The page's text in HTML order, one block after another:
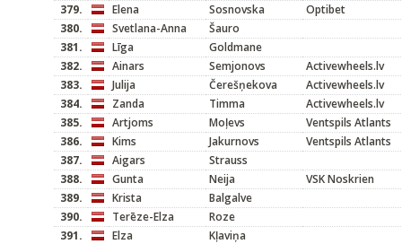
379.
Elena Sosnovska
Optibet
380.
Svetlana-Anna
Šauro
381.
Līga
Goldmane
382.
Ainars Semjonovs
Activewheels.lv
383.
Julija Čerešņekova
Activewheels.lv
384.
Zanda Timma
Activewheels.lv
385.
Artjoms Moļevs
Ventspils Atlants
386.
Kims Jakurnovs
Ventspils Atlants
387.
Aigars
Strauss
388.
Gunta Neija
VSK Noskrien
389.
Krista
Balgalve
390.
Terēze-Elza
Roze
391.
Elza
Kļaviņa